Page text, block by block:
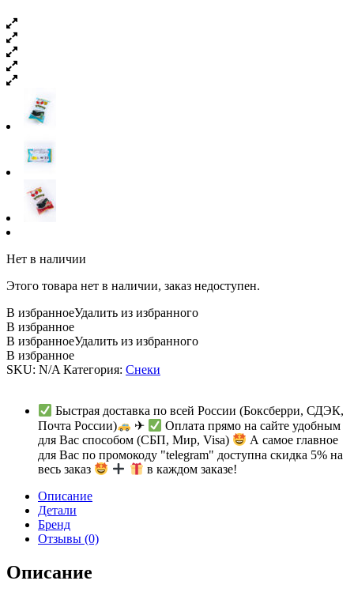
Нет в наличии
Этого товара нет в наличии, заказ недоступен.
В избранноеУдалить из избранного
В избранное
В избранноеУдалить из избранного
В избранное
SKU: N/A Категория: Снеки
Быстрая доставка по всей России (Боксберри, СДЭК,
Почта России)
✈
Оплата прямо на сайте удобным
для Вас способом (СБП, Мир, Visa)
А самое главное
для Вас по промокоду "telegram" доступна скидка 5% на
весь заказ
в каждом заказе!
Описание
Детали
Бренд
Отзывы (0)
Описание